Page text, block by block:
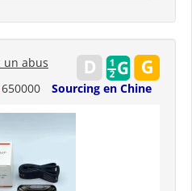
650000 Sourcing en Chine
un abus